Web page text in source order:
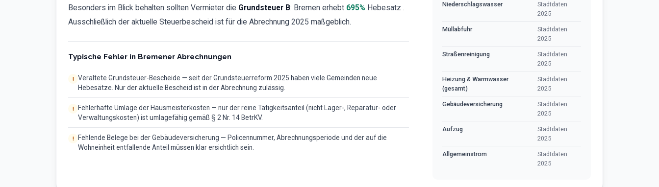
Besonders im Blick behalten sollten Vermieter die Grundsteuer B: Bremen erhebt 695% Hebesatz .
Ausschließlich der aktuelle Steuerbescheid ist für die Abrechnung 2025 maßgeblich.
Typische Fehler in Bremener Abrechnungen
Veraltete Grundsteuer-Bescheide — seit der Grundsteuerreform 2025 haben viele Gemeinden neue
Hebesätze. Nur der aktuelle Bescheid ist in der Abrechnung zulässig.
Fehlerhafte Umlage der Hausmeisterkosten — nur der reine Tätigkeitsanteil (nicht Lager-, Reparatur- oder
Verwaltungskosten) ist umlagefähig gemäß § 2 Nr. 14 BetrKV.
Fehlende Belege bei der Gebäudeversicherung — Policennummer, Abrechnungsperiode und der auf die
Wohneinheit entfallende Anteil müssen klar ersichtlich sein.
Niederschlagswasser
Stadtdaten
2025
Müllabfuhr
Stadtdaten
2025
Straßenreinigung
Stadtdaten
2025
Heizung & Warmwasser
(gesamt)
Stadtdaten
2025
Gebäudeversicherung
Stadtdaten
2025
Aufzug
Stadtdaten
2025
Allgemeinstrom
Stadtdaten
2025